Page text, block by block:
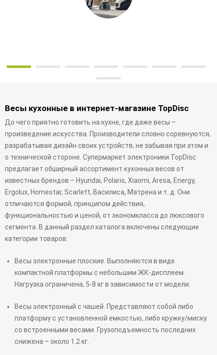
Весы кухонные в интернет-магазине TopDisc
До чего приятно готовить на кухне, где даже весы –
произведение искусства. Производители словно соревнуются,
разрабатывая дизайн своих устройств, не забывая при этом и
о технической стороне. Супермаркет электроники TopDisc
предлагает обширный ассортимент кухонных весов от
известных брендов – Hyundai, Polaris, Xiaomi, Aresa, Energy,
Ergolux, Homestar, Scarlett, Василиса, Матрена и т. д. Они
отличаются формой, принципом действия,
функциональностью и ценой, от экономкласса до люксового
сегмента. В данный раздел каталога включены следующие
категории товаров:
Весы электронные плоские. Выполняются в виде
компактной платформы с небольшим ЖК-дисплеем.
Нагрузка ограничена, 5-8 кг в зависимости от модели.
Весы электронный с чашей. Представляют собой либо
платформу с установленной емкостью, либо кружку/миску
со встроенными весами. Грузоподъемность последних
снижена – около 1.2 кг.